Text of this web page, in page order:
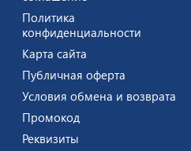
Политика
конфиденциальности
Карта сайта
Публичная оферта
Условия обмена и возврата
Промокод
Реквизиты